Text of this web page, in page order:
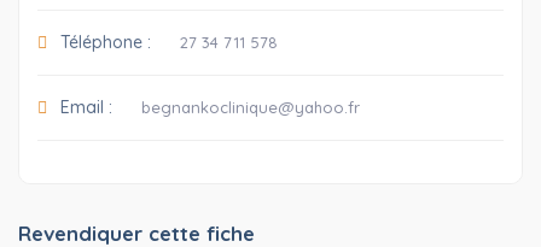
Téléphone : 27 34 711 578
Email : begnankoclinique@yahoo.fr
Revendiquer cette fiche